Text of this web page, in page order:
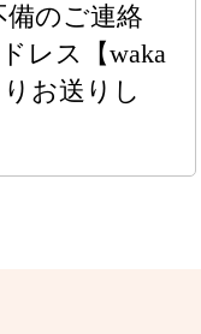
のご連絡
レス【waka
りお送りし